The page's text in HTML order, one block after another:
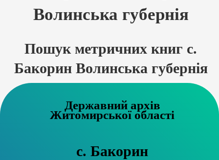
Волинська губернія
Пошук метричних книг с.
Бакорин Волинська губернія
Державний архів
Житомирської області
с. Бакорин